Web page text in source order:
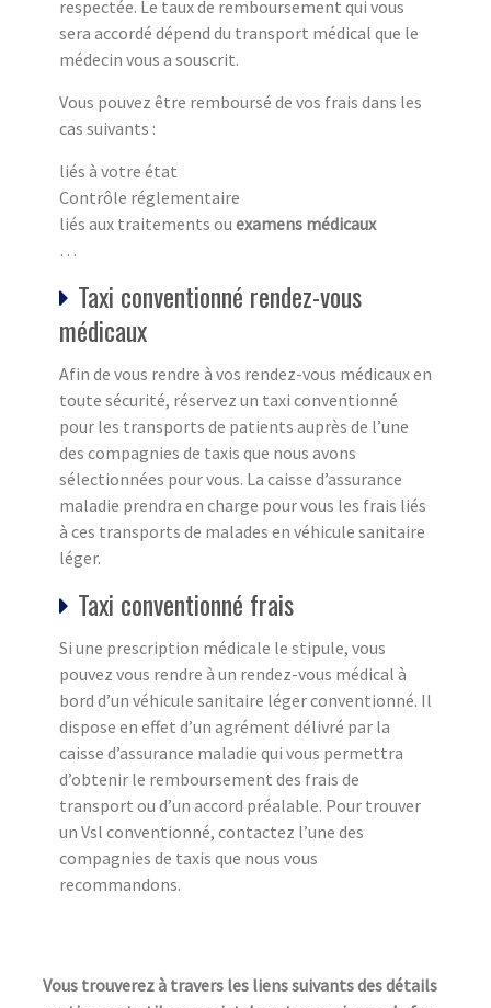
respectée. Le taux de remboursement qui vous
sera accordé dépend du transport médical que le
médecin vous a souscrit.
Vous pouvez être remboursé de vos frais dans les
cas suivants :
liés à votre état
Contrôle réglementaire
liés aux traitements ou examens médicaux
…
Taxi conventionné rendez-vous
médicaux
Afin de vous rendre à vos rendez-vous médicaux en
toute sécurité, réservez un taxi conventionné
pour les transports de patients auprès de l’une
des compagnies de taxis que nous avons
sélectionnées pour vous. La caisse d’assurance
maladie prendra en charge pour vous les frais liés
à ces transports de malades en véhicule sanitaire
léger.
Taxi conventionné frais
Si une prescription médicale le stipule, vous
pouvez vous rendre à un rendez-vous médical à
bord d’un véhicule sanitaire léger conventionné. Il
dispose en effet d’un agrément délivré par la
caisse d’assurance maladie qui vous permettra
d’obtenir le remboursement des frais de
transport ou d’un accord préalable. Pour trouver
un Vsl conventionné, contactez l’une des
compagnies de taxis que nous vous
recommandons.
Vous trouverez à travers les liens suivants des détails